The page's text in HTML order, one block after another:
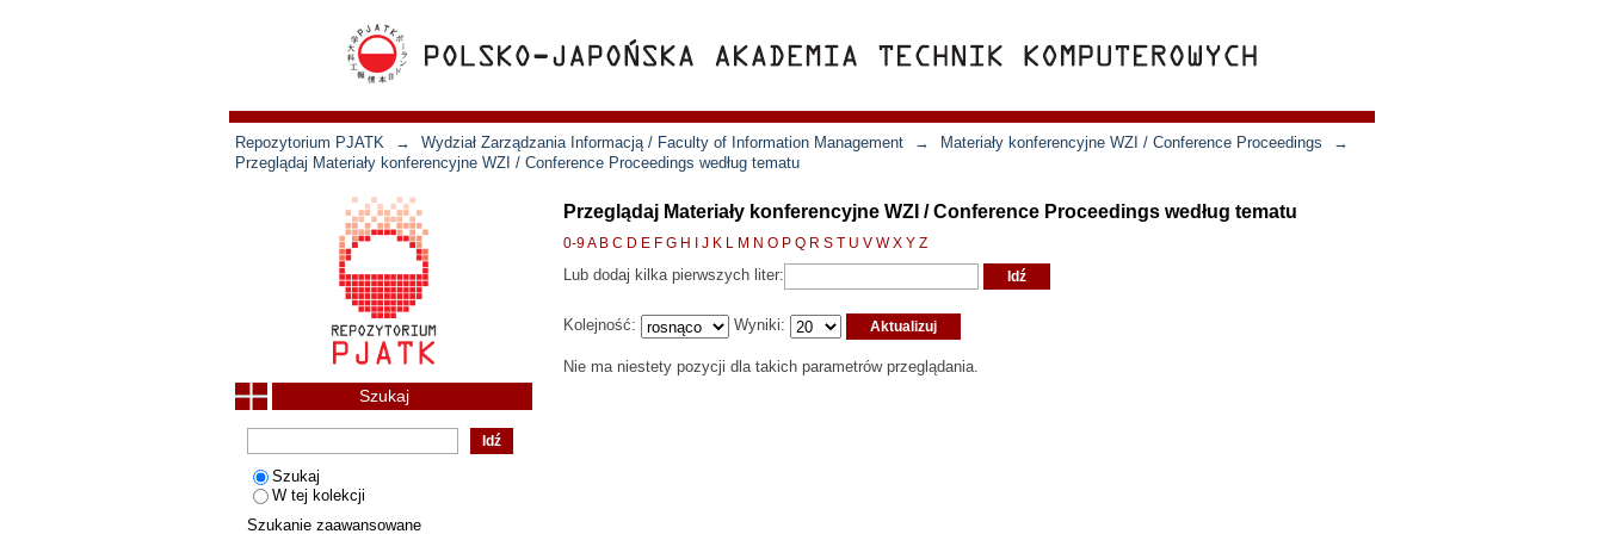
Repozytorium PJATK → Wydział Zarządzania Informacją / Faculty of Information Management → Materiały konferencyjne WZI / Conference Proceedings
→
Przeglądaj Materiały konferencyjne WZI / Conference Proceedings według tematu
Przeglądaj Materiały konferencyjne WZI / Conference Proceedings według tematu
0-9A B C D E F G H J K L M N O P Q R S T U V W X Y Z
Lub dodaj kilka pierwszych liter:
Kolejność: Wyniki:
Nie ma niestety pozycji dla takich parametrów przeglądania.
Szukaj
Szukaj
W tej kolekcji
Szukanie zaawansowane